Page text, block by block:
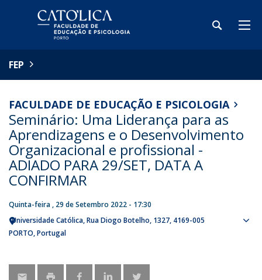
FEP
FACULDADE DE EDUCAÇÃO E PSICOLOGIA
Seminário: Uma Liderança para as
Aprendizagens e o Desenvolvimento
Organizacional e profissional -
ADIADO PARA 29/SET, DATA A
CONFIRMAR
Quinta-feira , 29 de Setembro 2022 - 17:30
Universidade Católica Rua Diogo Botelho, 1327 4169-005
PORTO Portugal